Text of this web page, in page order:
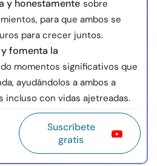
y honestamente sobre
para que ambos se
para crecer juntos.
fomenta la
momentos significativos que
ayudándolos a ambos a
incluso con vidas ajetreadas.
Suscríbete
gratis